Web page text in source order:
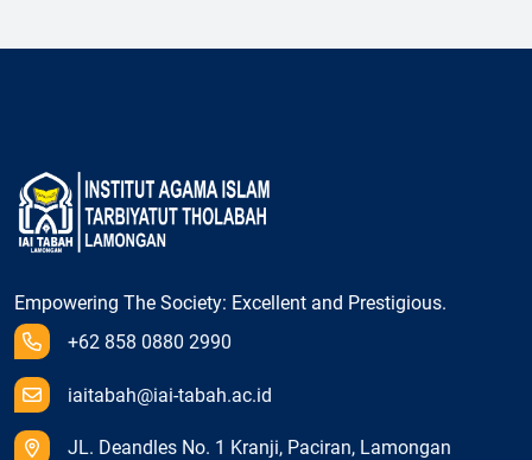
Empowering The Society: Excellent and Prestigious.
+62 858 0880 2990
iaitabah@iai-tabah.ac.id
JL. Deandles No. 1 Kranji, Paciran, Lamongan